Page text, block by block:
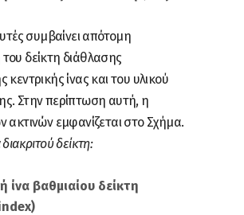
συμβαίνει απότομη
δείκτη διάθλασης
κεντρικής ίνας και του υλικού
Στην περίπτωση αυτή, η
ακτινών εμφανίζεται στο Σχήμα.
δείκτη:
ίνα βαθμιαίου δείκτη